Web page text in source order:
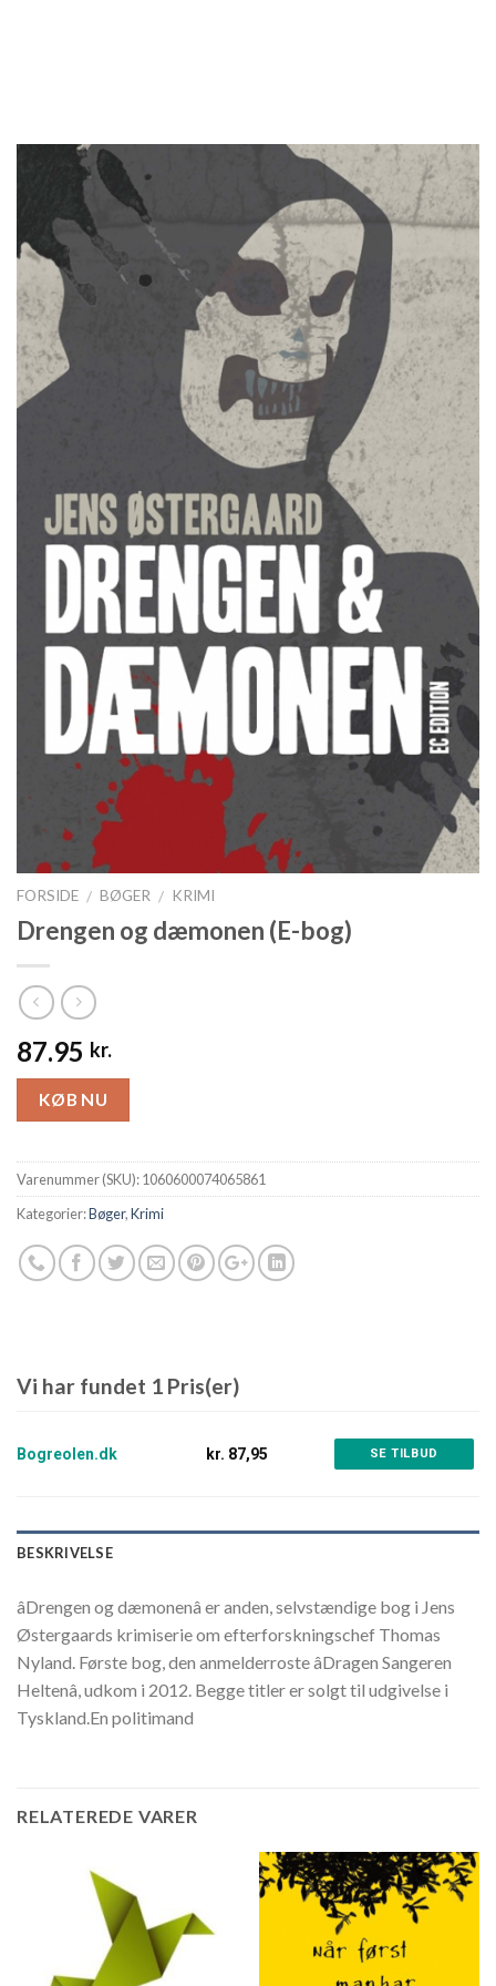
FORSIDE / BØGER / KRIMI
Drengen og dæmonen (E-bog)
87.95 kr.
KØB NU
Varenummer (SKU):1060600074065861
Kategorier:Bøger,Krimi
Vi har fundet 1 Pris(er)
Bogreolen.dk kr. 87,95 SE TILBUD
BESKRIVELSE
âDrengen og dæmonenâ er anden, selvstændige bog i Jens
Østergaards krimiserie om efterforskningschef Thomas
Nyland. Første bog, den anmelderroste âDragen Sangeren
Heltenâ, udkom i 2012. Begge titler er solgt til udgivelse i
Tyskland.En politimand
RELATEREDE VARER